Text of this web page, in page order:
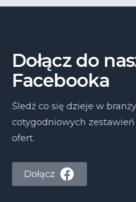
Dołącz do
Facebooka
Śledź co się dzieje w
cotygodniowych
ofert.
Dołącz